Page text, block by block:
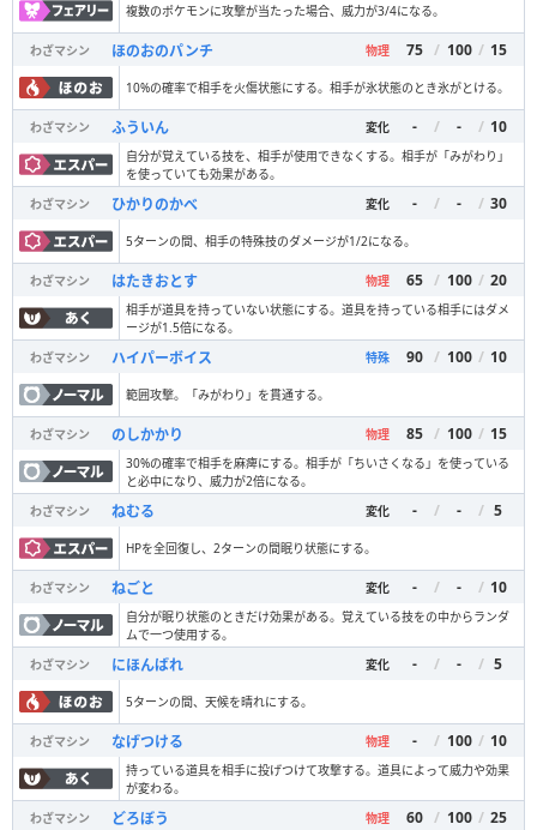
複数のポケモンに攻撃が当たった場合、威力が3/4になる。
わざマシン ほのおのパンチ 物理 75 / 100 / 15
10%の確率で相手を火傷状態にする。相手が氷状態のとき氷がとける。
わざマシン ふういん 変化 - / - / 10
自分が覚えている技を、相手が使用できなくする。相手が「みがわり」
を使っていても効果がある。
わざマシン
ひかりのかべ 変化 - / - / 30
5ターンの間、相手の特殊技のダメージが1/2になる。
わざマシン はたきおとす 物理 65 / 100 / 20
相手が道具を持っていない状態にする。道具を持っている相手にはダメ
ージが1.5倍になる。
わざマシン
ハイパーボイス 特殊 90 / 100 / 10
範囲攻撃。「みがわり」を貫通する。
わざマシン のしかかり 物理 85 / 100 / 15
30%の確率で相手を麻痺にする。相手が「ちいさくなる」を使っている
と必中になり、威力が2倍になる。
わざマシン
ねむる 変化 - / - / 5
HPを全回復し、2ターンの間眠り状態にする。
わざマシン ねごと 変化 - / - / 10
自分が眠り状態のときだけ効果がある。覚えている技をの中からランダ
ムで一つ使用する。
わざマシン
にほんばれ 変化 - / - / 5
5ターンの間、天候を晴れにする。
わざマシン なげつける 物理 - / 100 / 10
持っている道具を相手に投げつけて攻撃する。道具によって威力や効果
が変わる。
わざマシン
どろぼう 物理 60 / 100 / 25